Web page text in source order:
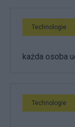
Technologie
każda osoba
Technologie